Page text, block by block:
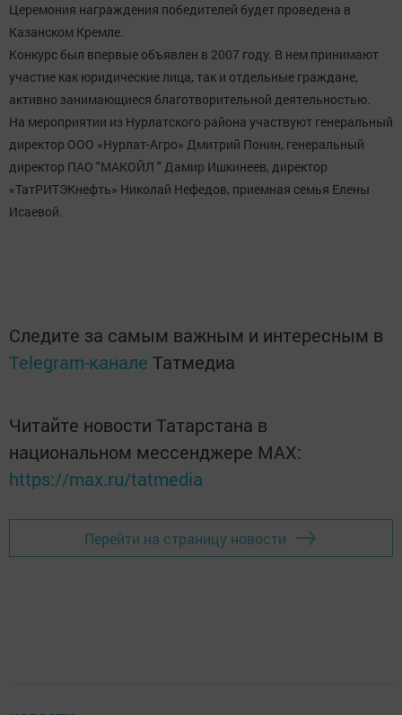
Церемония награждения победителей будет проведена в
Казанском Кремле.
Конкурс был впервые объявлен в 2007 году. В нем принимают
участие как юридические лица, так и отдельные граждане,
активно занимающиеся благотворительной деятельностью.
На мероприятии из Нурлатского района участвуют генеральный
директор ООО «Нурлат-Агро» Дмитрий Понин, генеральный
директор ПАО "МАКОЙЛ " Дамир Ишкинеев, директор
«ТатРИТЭКнефть» Николай Нефедов, приемная семья Елены
Исаевой.
Следите за самым важным и интересным в
Telegram-канале Татмедиа
Читайте новости Татарстана в
национальном мессенджере MАХ:
https://max.ru/tatmedia
Перейти на страницу новости